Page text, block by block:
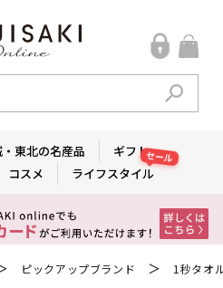
・東北の名産品
ギフト
コスメ ライフスタイル
セール
ピックアップブランド ＞ 1秒タオ